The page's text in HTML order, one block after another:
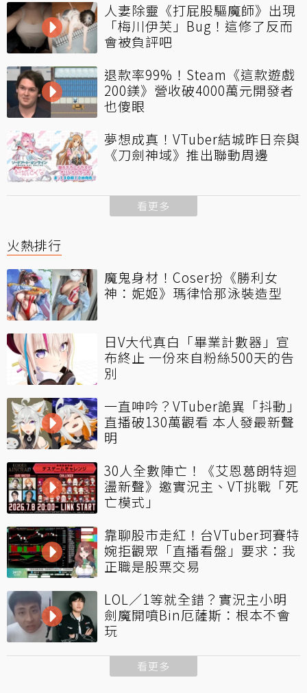
人妻除靈《打屁股驅魔師》出現
「梅川伊芙」Bug！這修了反而
會被負評吧
退款率99%！Steam《這款遊戲
200鎂》營收破4000萬元開發者
也傻眼
夢想成真！VTuber結城昨日奈與
《刀劍神域》推出聯動周邊
看更多
火熱排行
魔鬼身材！Coser扮《勝利女
神：妮姬》瑪律恰那泳裝造型
日V大代真白「畢業計數器」宣
布終止 一份來自粉絲500天的告
別
一直呻吟？VTuber詭異「抖動」
直播破130萬觀看 本人發最新聲
明
30人全數陣亡！《艾恩葛朗特迴
盪新聲》邀實況主、VT挑戰「死
亡模式」
靠聊股市走紅！台VTuber珂賽特
婉拒觀眾「直播看盤」要求：我
正職是股票交易
LOL／1等就全錯？實況主小明
劍魔開噴Bin厄薩斯：根本不會
玩
看更多